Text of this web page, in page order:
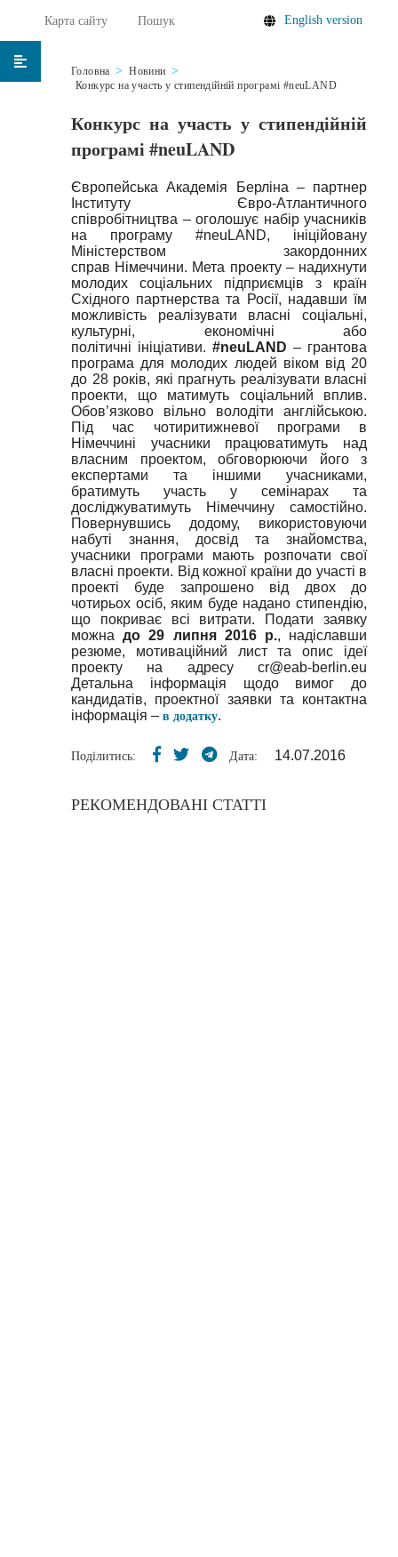
Карта сайту Пошук English version
Головна
Новини
Конкурс на участь у стипендійній програмі #neuLAND
Конкурс на участь у стипендійній
програмі #neuLAND
Європейська Академія Берліна – партнер
Інституту Євро-Атлантичного
співробітництва – оголошує набір учасників
на програму #neuLAND, ініційовану
Міністерством закордонних
справ Німеччини. Мета проекту – надихнути
молодих соціальних підприємців з країн
Східного партнерства та Росії, надавши їм
можливість реалізувати власні соціальні,
культурні, економічні або
політичні ініціативи. #neuLAND – грантова
програма для молодих людей віком від 20
до 28 років, які прагнуть реалізувати власні
проекти, що матимуть соціальний вплив.
Обов’язково вільно володіти англійською.
Під час чотиритижневої програми в
Німеччині учасники працюватимуть над
власним проектом, обговорюючи його з
експертами та іншими учасниками,
братимуть участь у семінарах та
досліджуватимуть Німеччину самостійно.
Повернувшись додому, використовуючи
набуті знання, досвід та знайомства,
учасники програми мають розпочати свої
власні проекти. Від кожної країни до участі в
проекті буде запрошено від двох до
чотирьох осіб, яким буде надано стипендію,
що покриває всі витрати. Подати заявку
можнадо 29 липня 2016 р., надіславши
резюме, мотиваційний лист та опис ідеї
проекту на адресу cr@eab-berlin.eu
Детальна інформація щодо вимог до
кандидатів, проектної заявки та контактна
інформація – в додатку.
Поділитись: Дата: 14.07.2016
РЕКОМЕНДОВАНІ СТАТТІ